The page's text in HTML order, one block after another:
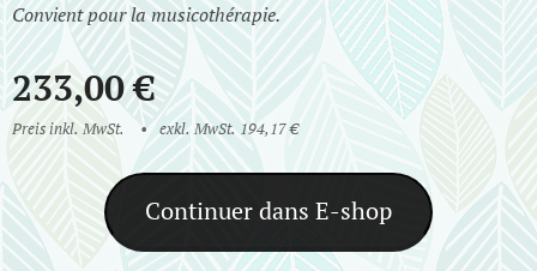
Convient pour la musicothérapie.
233,00€
Preis inkl. MwSt. exkl. MwSt. 194,17 €
Continuer dans E-shop